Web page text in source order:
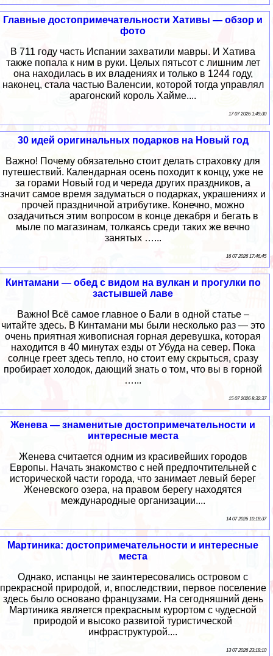
Главные достопримечательности Хативы — обзор и
фото
В 711 году часть Испании захватили мавры. И Хатива
также попала к ним в руки. Целых пятьсот с лишним лет
она находилась в их владениях и только в 1244 году,
наконец, стала частью Валенсии, которой тогда управлял
арагонский король Хайме....
17 07 2026 1:49:30
30 идей оригинальных подарков на Новый год
Важно! Почему обязательно стоит делать страховку для
путешествий. Календарная осень походит к концу, уже не
за горами Новый год и череда других праздников, а
значит самое время задуматься о подарках, украшениях и
прочей праздничной атрибутике. Конечно, можно
озадачиться этим вопросом в конце декабря и бегать в
мыле по магазинам, толкаясь среди таких же вечно
занятых …...
16 07 2026 17:46:45
Кинтамани — обед с видом на вулкан и прогулки по
застывшей лаве
Важно! Всё самое главное о Бали в одной статье –
читайте здесь. В Кинтамани мы были несколько раз — это
очень приятная живописная горная деревушка, которая
находится в 40 минутах езды от Убуда на север. Пока
солнце греет здесь тепло, но стоит ему скрыться, сразу
пробирает холодок, дающий знать о том, что вы в горной
…...
15 07 2026 8:32:37
Женева — знаменитые достопримечательности и
интересные места
Женева считается одним из красивейших городов
Европы. Начать знакомство с ней предпочтительней с
исторической части города, что занимает левый берег
Женевского озера, на правом берегу находятся
международные организации....
14 07 2026 10:18:37
Мартиника: достопримечательности и интересные
места
Однако, испанцы не заинтересовались островом с
прекрасной природой, и, впоследствии, первое поселение
здесь было основано французами. На сегодняшний день
Мартиника является прекрасным курортом с чудесной
природой и высоко развитой туристической
инфраструктурой....
13 07 2026 23:18:10